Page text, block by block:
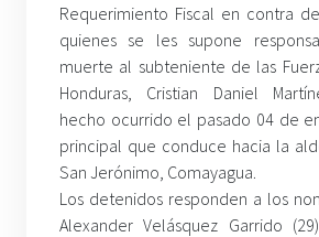
Requerimiento Fiscal en contra
quienes se les supone
muerte al subteniente de las
Honduras, Cristian Daniel
hecho ocurrido el pasado 04 de
principal que conduce hacia la
San Jerónimo, Comayagua.
Los detenidos responden a los
Alexander Velásquez Garrido